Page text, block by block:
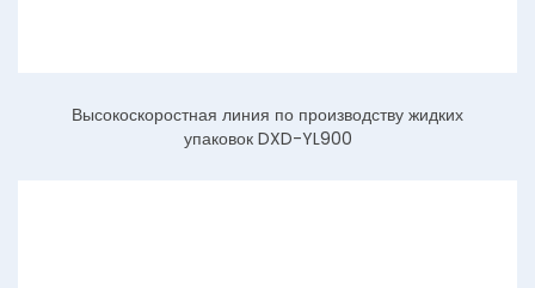
Высокоскоростная линия по производству жидких
упаковок DXD-YL900